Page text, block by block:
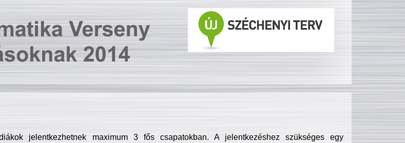
jelentkezhetnek maximum 3 fős csapatokban. A jelentkezéshez szükséges egy